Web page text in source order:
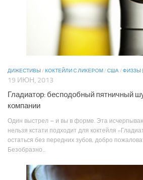
ДИЖЕСТИВЫ / КОКТЕЙЛИ С ЛИКЕРОМ /США/ФИЗЗЫ
19 ИЮН, 2013
Гладиатор: бесподобный пятничный
компании
Один выстрел – и вы в форме. Эта
нельзя кстати подходит для коктейля
остаться без передних зубов, добро
Безобразно...